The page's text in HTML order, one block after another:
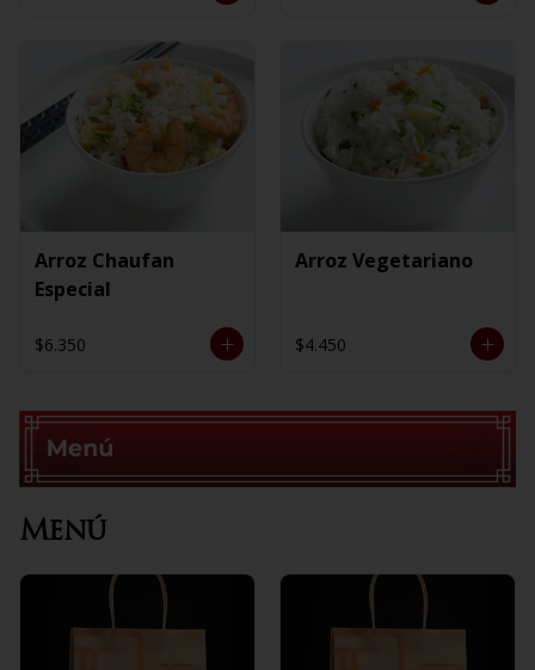
Arroz Chaufan
Especial
$6.350
Arroz Vegetariano
$4.450
Menú